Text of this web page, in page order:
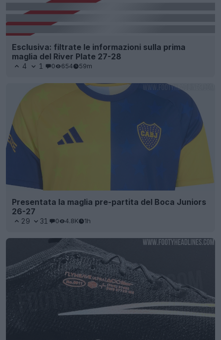
Esclusiva: filtrate le informazioni sulla prima
maglia del River Plate 27-28
4 1 0 654 59m
Presentata la maglia pre-partita del Boca Juniors
26-27
29 31 0 4.8K 1h